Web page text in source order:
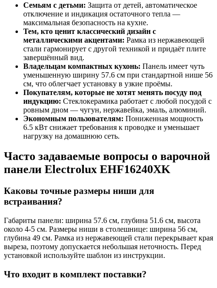
Семьям с детьми: Защита от детей, автоматическое
отключение и индикация остаточного тепла —
максимальная безопасность на кухне.
Тем, кто ценит классический дизайн с
металлическими акцентами: Рамка из нержавеющей
стали гармонирует с другой техникой и придаёт плите
завершённый вид.
Владельцам компактных кухонь: Панель имеет чуть
уменьшенную ширину 57.6 см при стандартной нише 56
см, что облегчает установку в узкие проёмы.
Покупателям, которые не хотят менять посуду под
индукцию: Стеклокерамика работает с любой посудой с
ровным дном — чугун, нержавейка, эмаль, алюминий.
Экономным пользователям: Пониженная мощность
6.5 кВт снижает требования к проводке и уменьшает
нагрузку на домашнюю сеть.
Часто задаваемые вопросы о варочной
панели Electrolux EHF16240XK
Каковы точные размеры ниши для
встраивания?
Габариты панели: ширина 57.6 см, глубина 51.6 см, высота
около 4-5 см. Размеры ниши в столешнице: ширина 56 см,
глубина 49 см. Рамка из нержавеющей стали перекрывает края
выреза, поэтому допускается небольшая неточность. Перед
установкой используйте шаблон из инструкции.
Что входит в комплект поставки?